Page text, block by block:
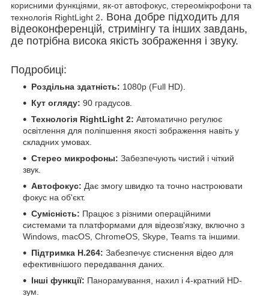
корисними функціями, як-от автофокус, стереомікрофони та
технологія RightLight 2. Вона добре підходить для
відеоконференцій, стримінгу та інших завдань,
де потрібна висока якість зображення і звуку.
Подробиці:
Роздільна здатність: 1080p (Full HD).
Кут огляду: 90 градусов.
Технологія RightLight 2: Автоматично регулює
освітлення для поліпшення якості зображення навіть у
складних умовах.
Стерео микрофоны: Забезпечують чистий і чіткий
звук.
Автофокус: Дає змогу швидко та точно настроювати
фокус на об'єкт.
Сумісність: Працює з різними операційними
системами та платформами для відеозв'язку, включно з
Windows, macOS, ChromeOS, Skype, Teams та іншими.
Підтримка H.264: Забезпечує стиснення відео для
ефективнішого передавання даних.
Інші функції: Панорамування, нахил і 4-кратний HD-
зум.